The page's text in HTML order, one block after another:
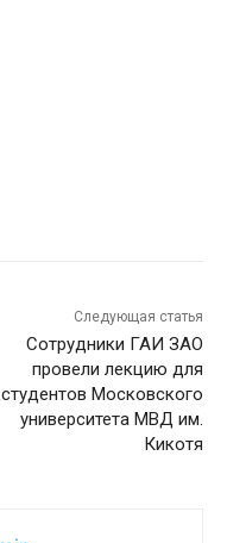
Следующая статья
Сотрудники ГАИ ЗАО
провели лекцию для
студентов Московского
университета МВД им.
Кикотя